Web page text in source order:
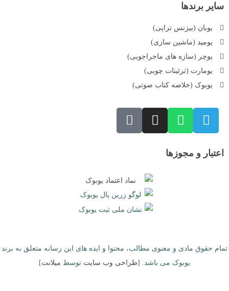
سایر برندها
یوبان (بیزنس تراپی)
یومید (ماشین سازی)
یوچر (سازه های ماجراجویی)
یومارت (تزئینات چوبی)
یوبوک (خلاصه کتاب صوتی)
اعتبار و مجوزها
تمام حقوق مادی و معنوی مطالب، محتوا و ایده های این رسانه متعلق به برند
یوبوک می باشد. [طراحی وب سایت توسط میلانت]